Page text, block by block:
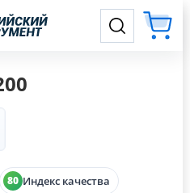
80 Индекс качества